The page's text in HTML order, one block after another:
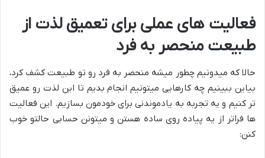
فعالیت های عملی برای تعمیق لذت از
طبیعت منحصر به فرد
حالا که میدونیم چطور میشه منحصر به فرد رو تو طبیعت کشف کرد،
بیاین ببینیم چه کارهایی میتونیم انجام بدیم تا این لذت رو عمیق
تر کنیم و یه تجربه به یادموندنی برای خودمون بسازیم. این فعالیت
ها فراتر از یه پیاده روی ساده هستن و میتونن حسابی حالتو خوب
کنن: